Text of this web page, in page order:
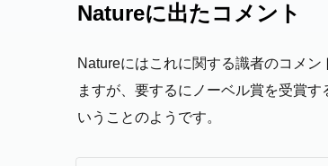
Natureに出たコメント
Natureにはこれに関する識者のコメ
ますが、要するにノーベル賞を受賞
いうことのようです。